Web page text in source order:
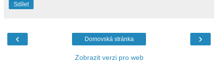
Sdílet
‹ ›
Domovská stránka
Zobrazit verzi pro web